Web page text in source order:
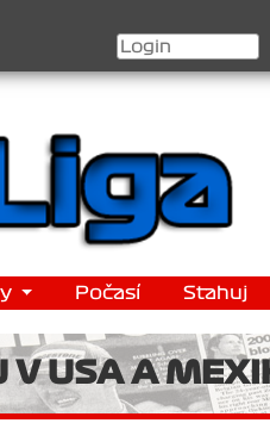
konstruktérů : 1.
Počasí Stahuj
V USA A